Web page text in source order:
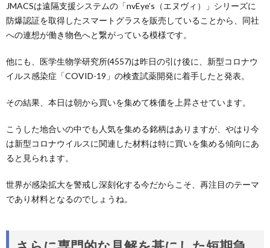
JMACSは遠隔支援システムの「nvEye’s（エヌヴィ）」シリーズに
防爆認証を取得したスマートグラスを販売していることから、同社
への連想が働き物色へと繋がっている模様です。
他にも、医学生物学研究所(4557)は昨日の引け後に、新型コロナウ
イルス感染症「COVID-19」の検査試薬開発に着手したと発表。
その結果、本日は朝から買いを集めて株価を上昇させています。
こうした地合いの中でも人気を集める銘柄はありますが、やはり今
は新型コロナウイルスに関連した材料は特に買いを集める傾向にあ
ると見られます。
世界が感染拡大を警戒し深刻化する今だからこそ、再注目のテーマ
であり材料となるのでしょうね。